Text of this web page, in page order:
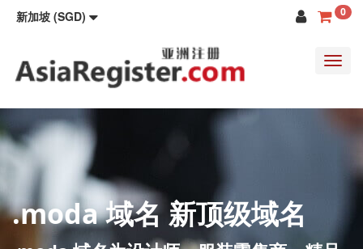
新加坡 (SGD) 0
.moda 域名 新顶级域名